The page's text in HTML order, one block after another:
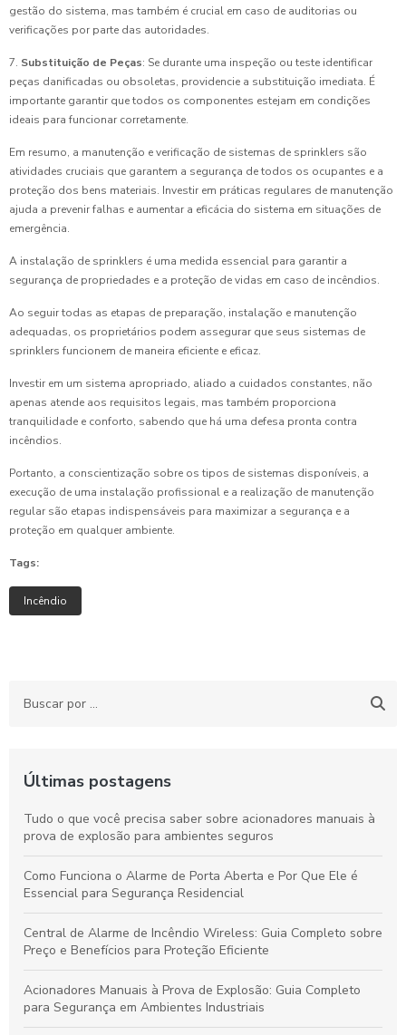
gestão do sistema, mas também é crucial em caso de auditorias ou
verificações por parte das autoridades.
7. Substituição de Peças: Se durante uma inspeção ou teste identificar
peças danificadas ou obsoletas, providencie a substituição imediata. É
importante garantir que todos os componentes estejam em condições
ideais para funcionar corretamente.
Em resumo, a manutenção e verificação de sistemas de sprinklers são
atividades cruciais que garantem a segurança de todos os ocupantes e a
proteção dos bens materiais. Investir em práticas regulares de manutenção
ajuda a prevenir falhas e aumentar a eficácia do sistema em situações de
emergência.
A instalação de sprinklers é uma medida essencial para garantir a
segurança de propriedades e a proteção de vidas em caso de incêndios.
Ao seguir todas as etapas de preparação, instalação e manutenção
adequadas, os proprietários podem assegurar que seus sistemas de
sprinklers funcionem de maneira eficiente e eficaz.
Investir em um sistema apropriado, aliado a cuidados constantes, não
apenas atende aos requisitos legais, mas também proporciona
tranquilidade e conforto, sabendo que há uma defesa pronta contra
incêndios.
Portanto, a conscientização sobre os tipos de sistemas disponíveis, a
execução de uma instalação profissional e a realização de manutenção
regular são etapas indispensáveis para maximizar a segurança e a
proteção em qualquer ambiente.
Tags:
Incêndio
Últimas postagens
Tudo o que você precisa saber sobre acionadores manuais à
prova de explosão para ambientes seguros
Como Funciona o Alarme de Porta Aberta e Por Que Ele é
Essencial para Segurança Residencial
Central de Alarme de Incêndio Wireless: Guia Completo sobre
Preço e Benefícios para Proteção Eficiente
Acionadores Manuais à Prova de Explosão: Guia Completo
para Segurança em Ambientes Industriais